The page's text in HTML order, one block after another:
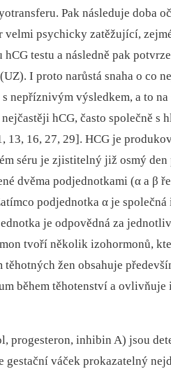
Pak následuje doba
psychicky zatěžující,
testu a následně pak
I proto narůstá snaha o co
nepříznivým výsledkem, a to
hCG, často společně s
13, 16, 27, 29]. HCG je
séru je zjistitelný již osmý
dvěma podjednotkami (α a β
podjednotka α je společná
je odpovědná za
tvoří několik izohormonů,
žen obsahuje
během těhotenství a
progesteron, inhibin A) jsou
gestační váček prokazatelný